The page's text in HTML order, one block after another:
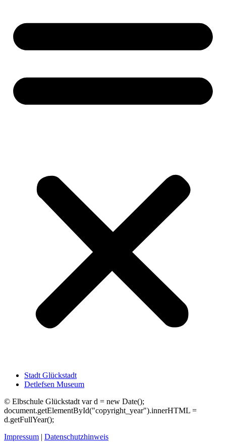
Stadt Glückstadt
Detlefsen Museum
© Elbschule Glückstadt var d = new Date();
document.getElementById("copyright_year").innerHTML =
d.getFullYear();
Impressum | Datenschutzhinweis